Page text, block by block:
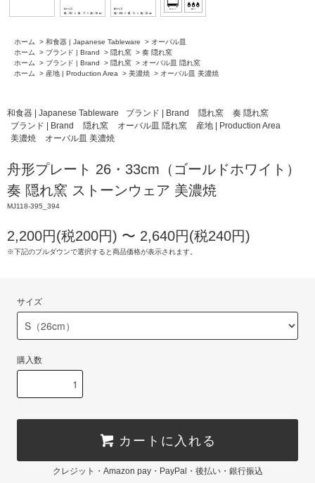
ホーム > 和食器 | Japanese Tableware > オーバル皿
ホーム
> ブランド | Brand > 隠れ窯 > 奏 隠れ窯
ホーム
> ブランド | Brand > 隠れ窯 > オーバル皿 隠れ窯
ホーム
> 産地 | Production Area > 美濃焼 > オーバル皿 美濃焼
和食器 | Japanese Tableware ブランド | Brand 隠れ窯
奏 隠れ窯
ブランド | Brand
隠れ窯 オーバル皿 隠れ窯
産地 | Production Area
美濃焼
オーバル皿 美濃焼
舟形プレート 26・33cm（ゴールドホワイト）
奏 隠れ窯 ストーンウェア 美濃焼
MJ118-395_394
2,200円(税200円) 〜 2,640円(税240円)
※下記のプルダウンで選択すると商品価格が表示されます。
サイズ
購入数
カートに入れる
クレジット・Amazon pay・PayPal・後払い・銀行振込